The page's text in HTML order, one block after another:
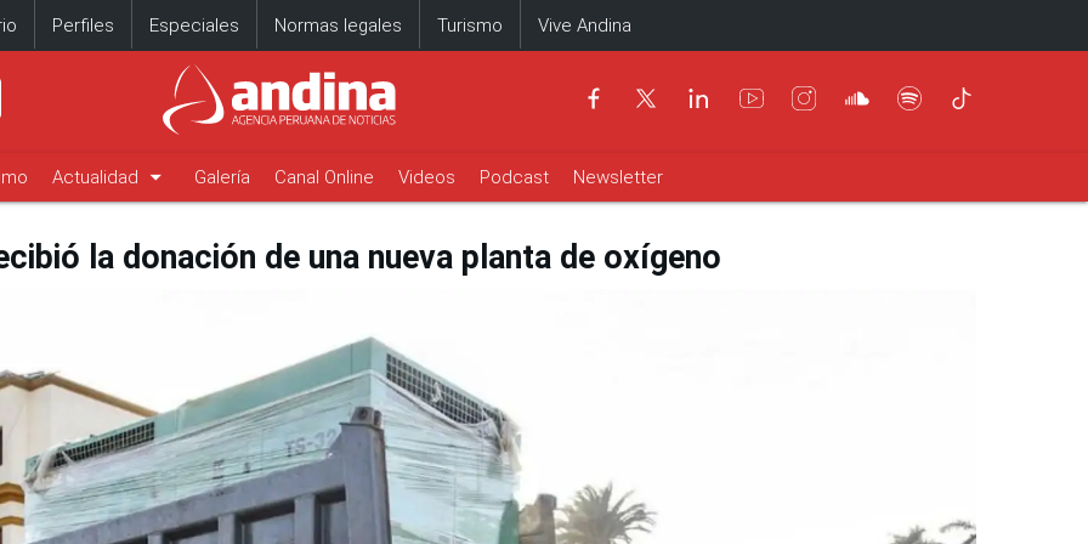
Perfiles Especiales Normas legales Turismo Vive Andina
Actualidad arrow_drop_down Galería Canal Online Videos Podcast Newsletter
la donación de una nueva planta de oxígeno